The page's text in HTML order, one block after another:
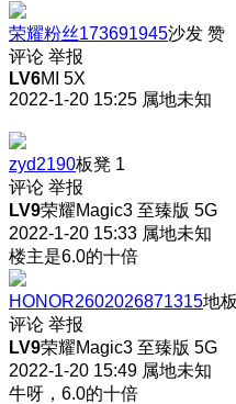
荣耀粉丝173691945沙发 赞
评论 举报
LV6MI 5X
2022-1-20 15:25 属地未知
zyd2190板凳 1
评论 举报
LV9荣耀Magic3 至臻版 5G
2022-1-20 15:33 属地未知
楼主是6.0的十倍
HONOR2602026871315地板
评论 举报
LV9荣耀Magic3 至臻版 5G
2022-1-20 15:49 属地未知
牛呀，6.0的十倍